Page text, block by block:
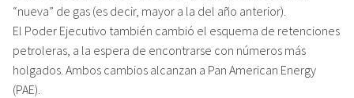
“nueva” de gas (es decir, mayor a la del año anterior).
El Poder Ejecutivo también cambió el esquema de retenciones
petroleras, a la espera de encontrarse con números más
holgados. Ambos cambios alcanzan a Pan American Energy
(PAE).